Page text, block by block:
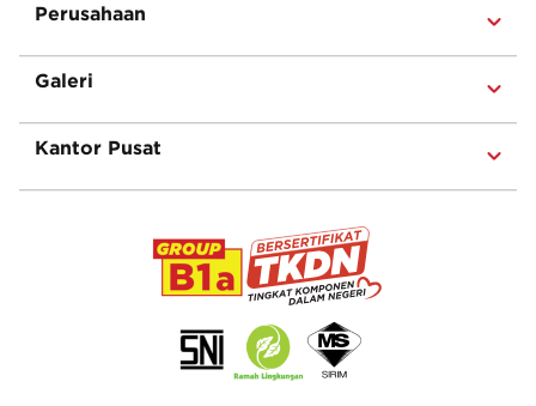
Perusahaan
Galeri
Kantor Pusat